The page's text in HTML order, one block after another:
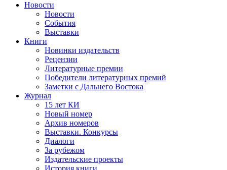
Новости
Новости
События
Выставки
Книги
Новинки издательств
Рецензии
Литературные премии
Победители литературных премий
Заметки с Дальнего Востока
Журнал
15 лет КИ
Новый номер
Архив номеров
Выставки. Конкурсы
Диалоги
За рубежом
Издательские проекты
История книги